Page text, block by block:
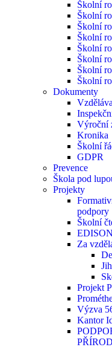
Školní
Školní
Školní
Školní
Školní
Školní
Školní
Školní
Dokumenty
Výroční
Kronika
Školní
GDPR
Prevence
Škola pod
Projekty
podpory
Školní
EDISON
Za
Projekt
Výzva
Kantor